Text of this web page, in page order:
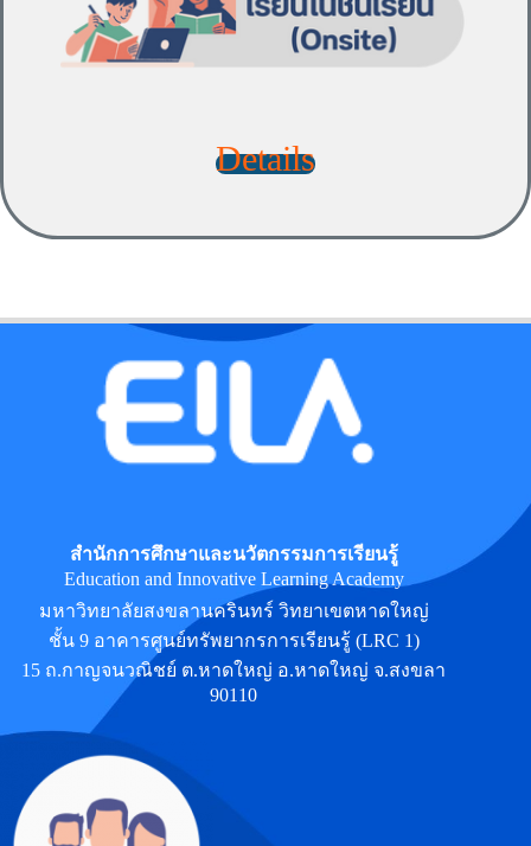
Details
สำนักการศึกษาและนวัตกรรมการเรียนรู้
Education and Innovative Learning Academy
มหาวิทยาลัยสงขลานครินทร์ วิทยาเขตหาดใหญ่
ชั้น 9 อาคารศูนย์ทรัพยากรการเรียนรู้ (LRC 1)
15 ถ.กาญจนวณิชย์ ต.หาดใหญ่ อ.หาดใหญ่ จ.สงขลา
90110